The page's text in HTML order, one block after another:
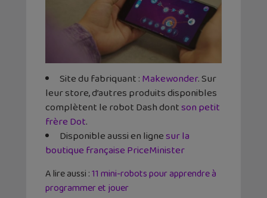
Site du fabriquant :Makewonder. Sur
leur store, d’autres produits disponibles
complètent le robot Dash dontson petit
frère Dot.
Disponible aussi en lignesur la
boutique française PriceMinister
A lire aussi :11 mini-robots pour apprendre à
programmer et jouer